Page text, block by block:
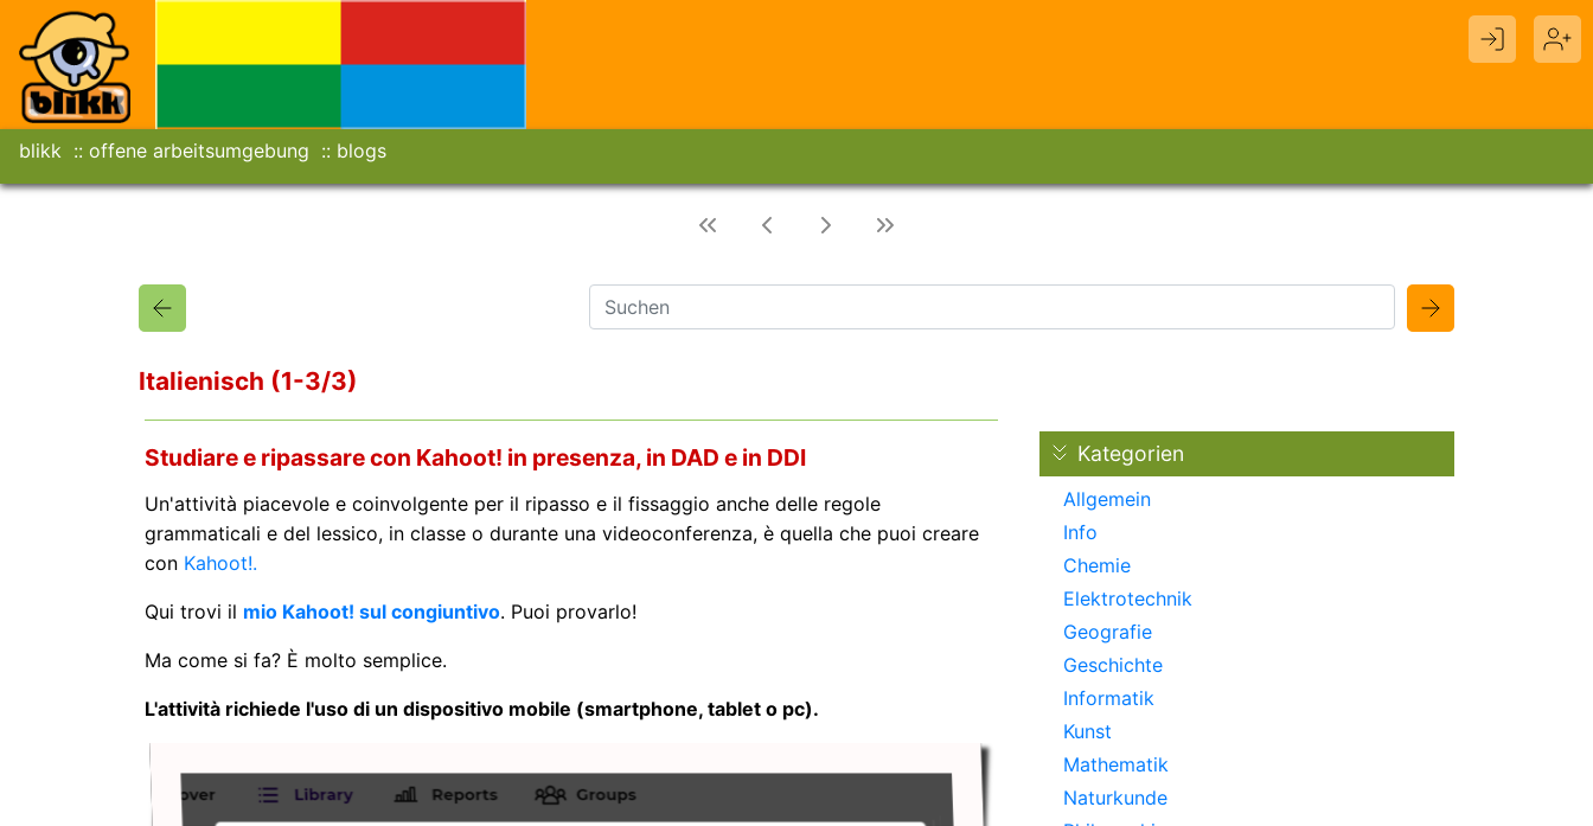
blikk offene arbeitsumgebung blogs
Italienisch (1-3/3)
Studiare e ripassare con Kahoot! in presenza, in DAD e in DDI
Un'attività piacevole e coinvolgente per il ripasso e il fissaggio anche delle regole
grammaticali e del lessico, in classe o durante una videoconferenza, è quella che puoi creare
con Kahoot!.
Qui trovi il mio Kahoot! sul congiuntivo. Puoi provarlo!
Ma come si fa? È molto semplice.
L'attività richiede l'uso di un dispositivo mobile (smartphone, tablet o pc).
Kategorien
Allgemein
Info
Chemie
Elektrotechnik
Geografie
Geschichte
Informatik
Kunst
Mathematik
Naturkunde